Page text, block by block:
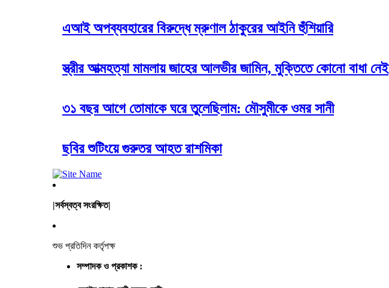
এআই অপব্যবহারের বিরুদ্ধে ম্রুণাল ঠাকুরের আইনি হুঁশিয়ারি
স্ত্রীর আত্মহত্যা মামলায় জাহের আলভীর জামিন, মুক্তিতে কোনো বাধা নেই
৩১ বছর আগে তোমাকে ঘরে তুলেছিলাম: মৌসুমীকে ওমর সানী
ছবির শুটিংয়ে গুরুতর আহত রাশমিকা
|সর্বস্বত্ব সংরক্ষিত|
শুভ প্রতিদিন কর্তৃপক্ষ
সম্পাদক ও প্রকাশক :